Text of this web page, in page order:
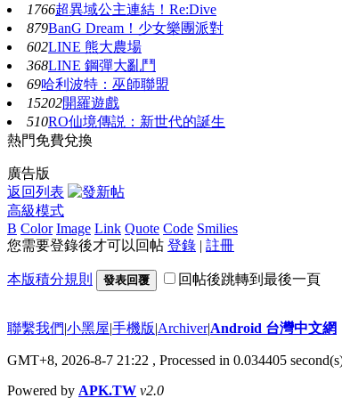
1766超異域公主連結！Re:Dive
879BanG Dream！少女樂團派對
602LINE 熊大農場
368LINE 鋼彈大亂鬥
69哈利波特：巫師聯盟
15202開羅遊戲
510RO仙境傳説：新世代的誕生
熱門免費兌換
廣告版
返回列表
高級模式
B Color Image Link Quote Code Smilies
您需要登錄後才可以回帖 登錄 | 註冊
本版積分規則 發表回覆 回帖後跳轉到最後一頁
聯繫我們|小黑屋|手機版|Archiver|Android 台灣中文網
GMT+8, 2026-8-7 21:22 , Processed in 0.034405
Powered by APK.TW v2.0